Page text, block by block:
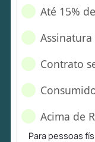
Até 15%
Contrato
Acima de
Para pessoas